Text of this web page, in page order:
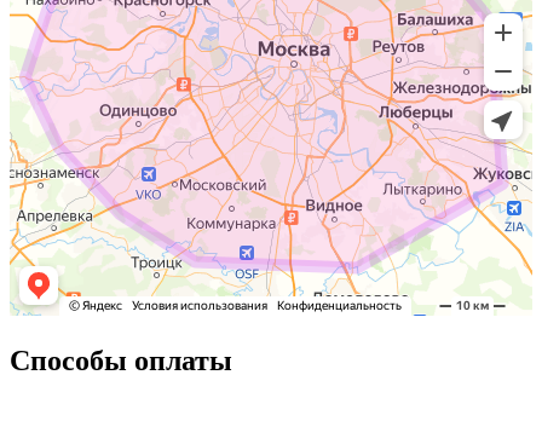
Способы оплаты